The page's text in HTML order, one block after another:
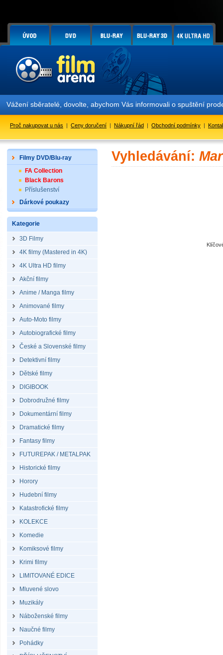
Vážení sběratelé, dovolte, abychom Vás informovali o spuštění
Proč nakupovat u nás | Ceny doručení | Nákupní řád | Obchodní podmínky |
Filmy DVD/Blu-ray
FA Collection
Black Barons
Příslušenství
Dárkové poukazy
Kategorie
3D Filmy
4K filmy (Mastered in 4K)
4K Ultra HD filmy
Akční filmy
Anime / Manga filmy
Animované filmy
Auto-Moto filmy
Autobiografické filmy
České a Slovenské filmy
Detektivní filmy
Dětské filmy
DIGIBOOK
Dobrodružné filmy
Dokumentární filmy
Dramatické filmy
Fantasy filmy
FUTUREPAK / METALPAK
Historické filmy
Horory
Hudební filmy
Katastrofické filmy
KOLEKCE
Komedie
Komiksové filmy
Krimi filmy
LIMITOVANÉ EDICE
Mluvené slovo
Muzikály
Náboženské filmy
Naučné filmy
Pohádky
Vyhledávání: